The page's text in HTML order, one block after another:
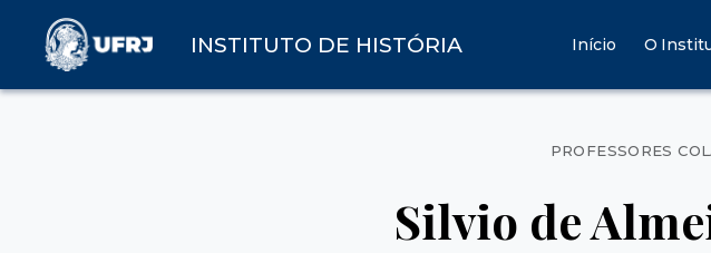
INSTITUTO DE HISTÓRIA Início O
PROFESSORES
Silvio de